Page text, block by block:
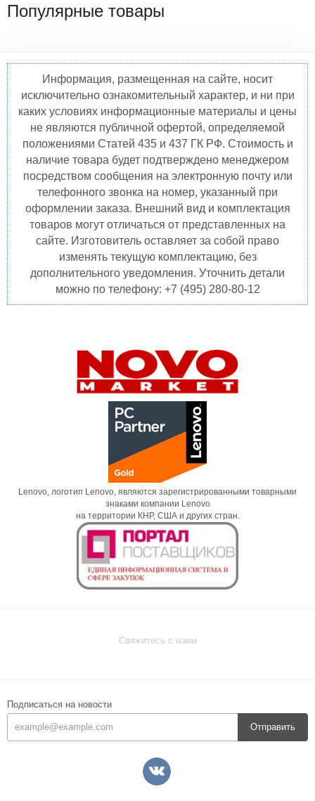
Популярные товары
Информация, размещенная на сайте, носит
исключительно ознакомительный характер, и ни при
каких условиях информационные материалы и цены
не являются публичной офертой, определяемой
положениями Статей 435 и 437 ГК РФ. Стоимость и
наличие товара будет подтверждено менеджером
посредством сообщения на электронную почту или
телефонного звонка на номер, указанный при
оформлении заказа. Внешний вид и комплектация
товаров могут отличаться от представленных на
сайте. Изготовитель оставляет за собой право
изменять текущую комплектацию, без
дополнительного уведомления. Уточнить детали
можно по телефону: +7 (495) 280-80-12
Lenovo, логотип Lenovo, являются зарегистрированными товарными
знаками компании Lenovo
на территории КНР, США и других стран.
Свяжитесь с нами
Подписаться на новости
Отправить